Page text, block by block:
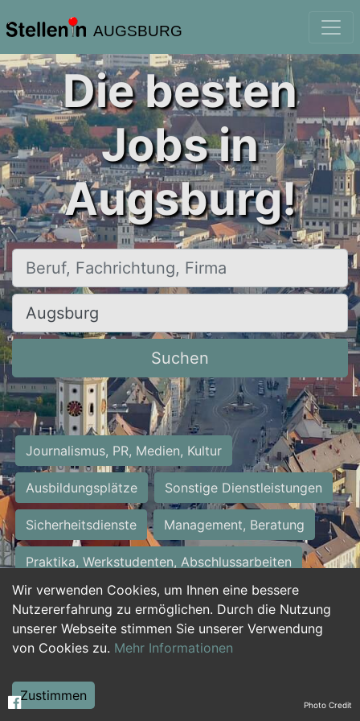
AUGSBURG
Wir verwenden Cookies, um Ihnen eine bessere
Nutzererfahrung zu ermöglichen. Durch die Nutzung
unserer Webseite stimmen Sie unserer Verwendung
von Cookies zu. Mehr Informationen
Zustimmen
Die besten
Jobs in
Augsburg!
Beruf, Fachrichtung, Firma
Ort, Stadt
Suchen
Journalismus, PR, Medien, Kultur
Ausbildungsplätze Sonstige Dienstleistungen
Sicherheitsdienste Management, Beratung
Praktika, Werkstudenten, Abschlussarbeiten
Personalwesen Assistenz, Sekretariat
Hilfskräfte, Aushilfs- und Nebenjobs
Weiterbildung, Studium, duale Ausbildung Photo Credit